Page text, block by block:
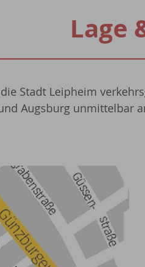
Lage
Stadt Leipheim
Augsburg unmittelbar